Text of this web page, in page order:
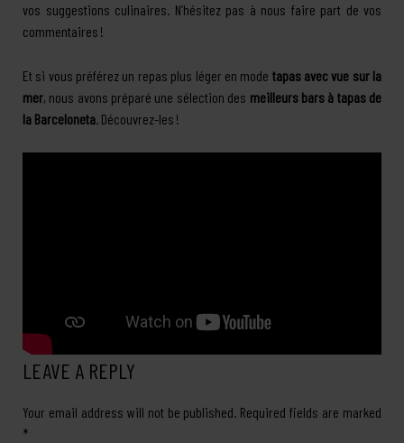
vos suggestions culinaires. N’hésitez pas à nous faire part de vos
commentaires !
Et si vous préférez un repas plus léger en mode tapas avec vue sur la
mer, nous avons préparé une sélection des meilleurs bars à tapas de
la Barceloneta. Découvrez-les !
LEAVE A REPLY
Your email address will not be published. Required fields are marked
*